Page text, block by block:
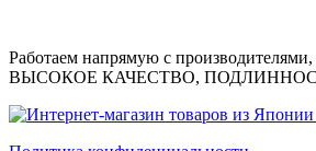
Работаем напрямую с
ВЫСОКОЕ КАЧЕСТВО,